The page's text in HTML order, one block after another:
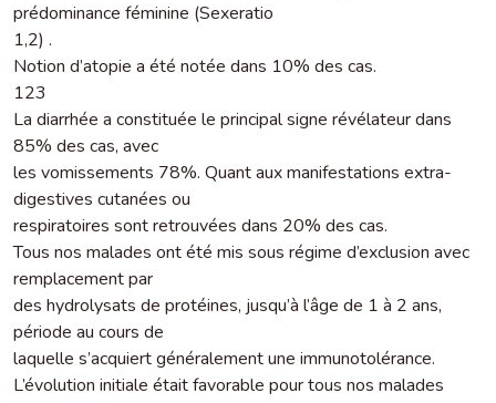
prédominance féminine (Sexeratio
1,2) .
Notion d’atopie a été notée dans 10% des cas.
123
La diarrhée a constituée le principal signe révélateur dans
85% des cas, avec
les vomissements 78%. Quant aux manifestations extra-
digestives cutanées ou
respiratoires sont retrouvées dans 20% des cas.
Tous nos malades ont été mis sous régime d’exclusion avec
remplacement par
des hydrolysats de protéines, jusqu’à l’âge de 1 à 2 ans,
période au cours de
laquelle s’acquiert généralement une immunotolérance.
L’évolution initiale était favorable pour tous nos malades